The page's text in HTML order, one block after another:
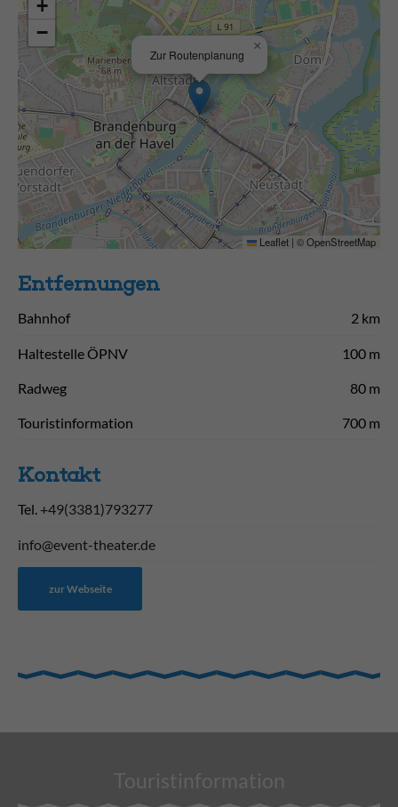
Zur Routenplanung
×
+
−
Leaflet | ©OpenStreetMap
Entfernungen
Bahnhof 2 km
Haltestelle ÖPNV 100 m
Radweg 80 m
Touristinformation 700 m
Kontakt
Tel. +49(3381)793277
info@event-theater.de
zur Webseite
Touristinformation